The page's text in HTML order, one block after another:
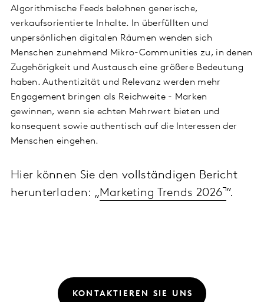
Algorithmische Feeds belohnen generische,
verkaufsorientierte Inhalte. In überfüllten und
unpersönlichen digitalen Räumen wenden sich
Menschen zunehmend Mikro-Communities zu, in denen
Zugehörigkeit und Austausch eine größere Bedeutung
haben. Authentizität und Relevanz werden mehr
Engagement bringen als Reichweite - Marken
gewinnen, wenn sie echten Mehrwert bieten und
konsequent sowie authentisch auf die Interessen der
Menschen eingehen.
Hier können Sie den vollständigen Bericht
herunterladen: „Marketing Trends 2026 ”.
KONTAKTIEREN SIE UNS